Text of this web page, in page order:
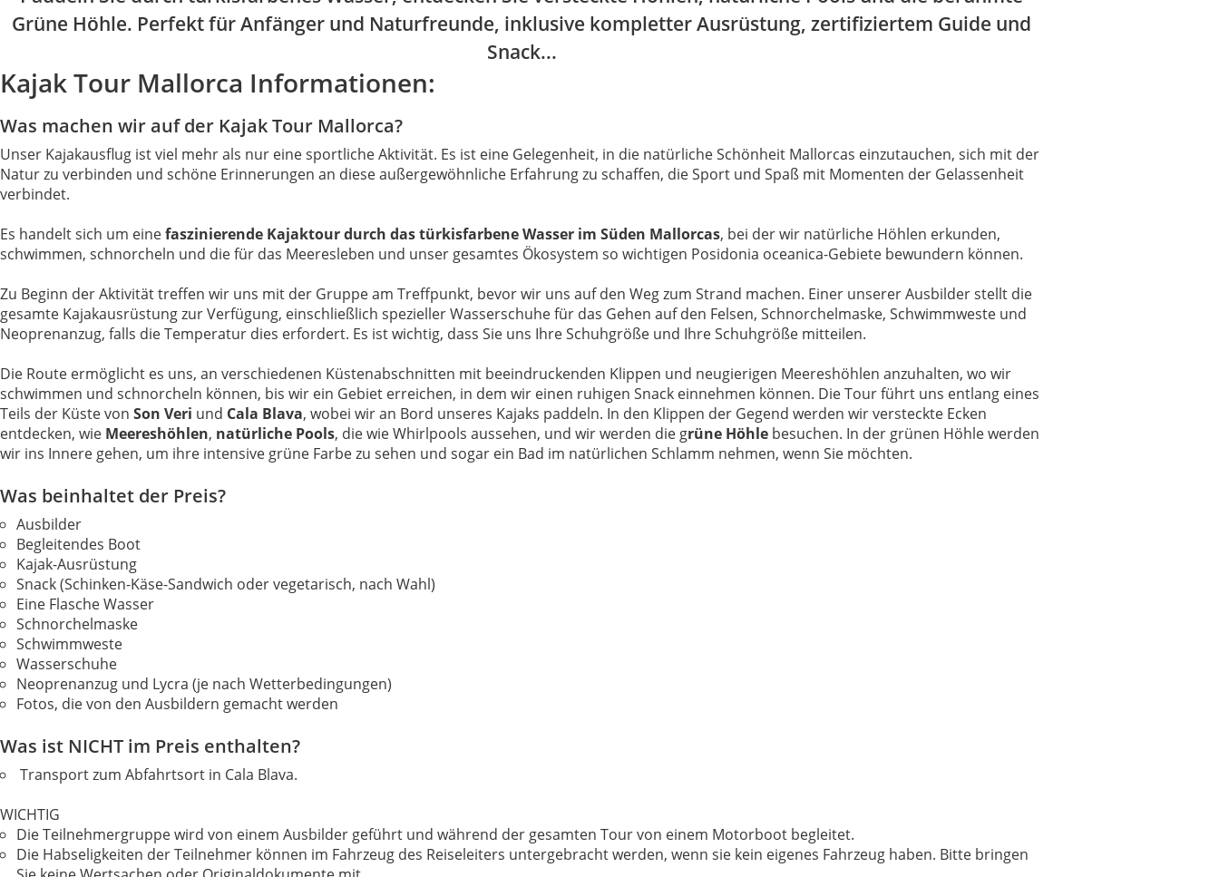
Grüne Höhle. Perfekt für Anfänger und Naturfreunde, inklusive kompletter Ausrüstung, zertifiziertem Guide und
Snack...
Kajak Tour Mallorca Informationen:
Was machen wir auf der Kajak Tour Mallorca?
Unser Kajakausflug ist viel mehr als nur eine sportliche Aktivität. Es ist eine Gelegenheit, in die natürliche Schönheit Mallorcas einzutauchen, sich mit der
Natur zu verbinden und schöne Erinnerungen an diese außergewöhnliche Erfahrung zu schaffen, die Sport und Spaß mit Momenten der Gelassenheit
verbindet.
Es handelt sich um einefaszinierende Kajaktour durch das türkisfarbene Wasser im Süden Mallorcas, bei der wir natürliche Höhlen erkunden,
schwimmen, schnorcheln und die für das Meeresleben und unser gesamtes Ökosystem so wichtigen Posidonia oceanica-Gebiete bewundern können.
Zu Beginn der Aktivität treffen wir uns mit der Gruppe am Treffpunkt, bevor wir uns auf den Weg zum Strand machen. Einer unserer Ausbilder stellt die
gesamte Kajakausrüstung zur Verfügung, einschließlich spezieller Wasserschuhe für das Gehen auf den Felsen, Schnorchelmaske, Schwimmweste und
Neoprenanzug, falls die Temperatur dies erfordert. Es ist wichtig, dass Sie uns Ihre Schuhgröße und Ihre Schuhgröße mitteilen.
Die Route ermöglicht es uns, an verschiedenen Küstenabschnitten mit beeindruckenden Klippen und neugierigen Meereshöhlen anzuhalten, wo wir
schwimmen und schnorcheln können, bis wir ein Gebiet erreichen, in dem wir einen ruhigen Snack einnehmen können. Die Tour führt uns entlang eines
Teils der Küste von Son Veri und Cala Blava, wobei wir an Bord unseres Kajaks paddeln. In den Klippen der Gegend werden wir versteckte Ecken
entdecken, wie Meereshöhlen, natürliche Pools, die wie Whirlpools aussehen, und wir werden die grüne Höhle besuchen. In der grünen Höhle werden
wir ins Innere gehen, um ihre intensive grüne Farbe zu sehen und sogar ein Bad im natürlichen Schlamm nehmen, wenn Sie möchten.
Was beinhaltet der Preis?
Ausbilder
Begleitendes Boot
Kajak-Ausrüstung
Snack (Schinken-Käse-Sandwich oder vegetarisch, nach Wahl)
Eine Flasche Wasser
Schnorchelmaske
Schwimmweste
Wasserschuhe
Neoprenanzug und Lycra (je nach Wetterbedingungen)
Fotos, die von den Ausbildern gemacht werden
Was ist NICHT im Preis enthalten?
Transport zum Abfahrtsort in Cala Blava.
WICHTIG
Die Teilnehmergruppe wird von einem Ausbilder geführt und während der gesamten Tour von einem Motorboot begleitet.
Die Habseligkeiten der Teilnehmer können im Fahrzeug des Reiseleiters untergebracht werden, wenn sie kein eigenes Fahrzeug haben. Bitte bringen